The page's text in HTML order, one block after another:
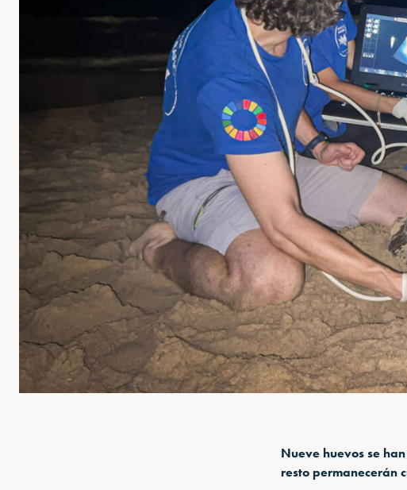
Nueve huevos se
resto permanecerán